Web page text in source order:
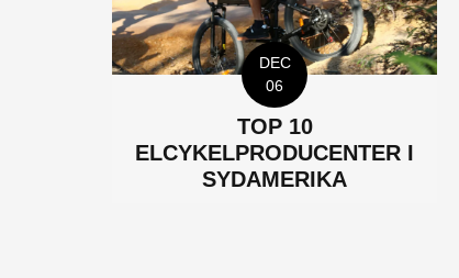
DEC
06
TOP 10
ELCYKELPRODUCENTER I
SYDAMERIKA